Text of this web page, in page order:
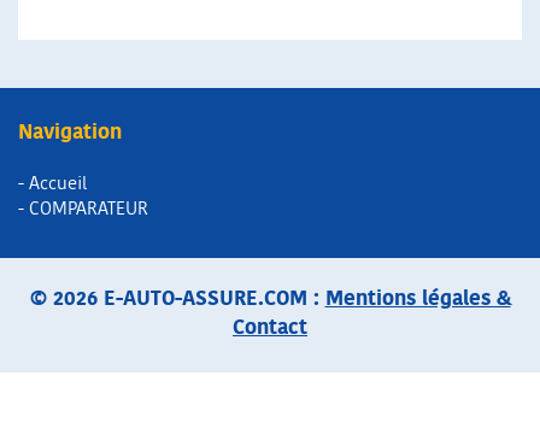
Navigation
- Accueil
- COMPARATEUR
© 2026 E-AUTO-ASSURE.COM : Mentions légales &
Contact